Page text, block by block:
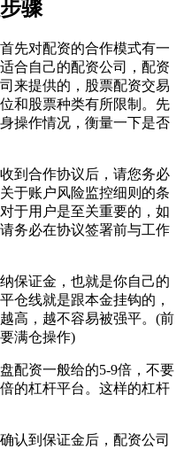
骤
先对配资的合作模式有一
合自己的配资公司，配资
来提供的，股票配资交易
和股票种类有所限制。先
操作情况，衡量一下是否
到合作协议后，请您务必
于账户风险监控细则的条
于用户是至关重要的，如
务必在协议签署前与工作
保证金，也就是你自己的
仓线就是跟本金挂钩的，
高，越不容易被强平。(前
满仓操作)
配资一般给的5-9倍，不要
的杠杆平台。这样的杠杆
认到保证金后，配资公司